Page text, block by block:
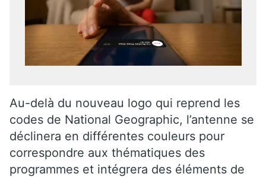
Au-delà du nouveau logo qui reprend les
codes de National Geographic, l’antenne se
déclinera en différentes couleurs pour
correspondre aux thématiques des
programmes et intégrera des éléments de